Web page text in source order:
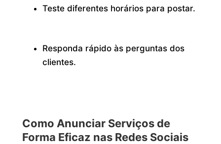
Teste diferentes horários para postar.
Responda rápido às perguntas dos
clientes.
Como Anunciar Serviços de
Forma Eficaz nas Redes Sociais